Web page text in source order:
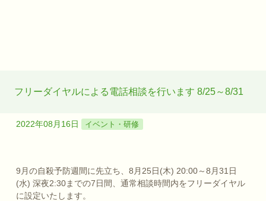
フリーダイヤルによる電話相談を行います 8/25～8/31
2022年08月16日 イベント・研修
9月の自殺予防週間に先立ち、8月25日(木) 20:00～8月31日
(水) 深夜2:30までの7日間、通常相談時間内をフリーダイヤル
に設定いたします。